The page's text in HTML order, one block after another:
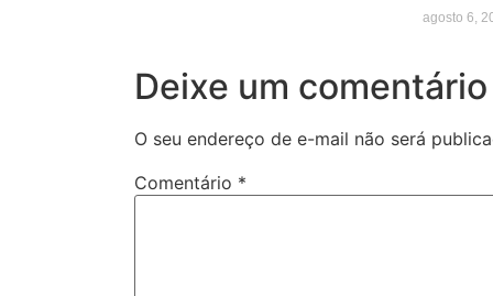
agosto 6,
Deixe um comentário
O seu endereço de e-mail não será
Comentário *